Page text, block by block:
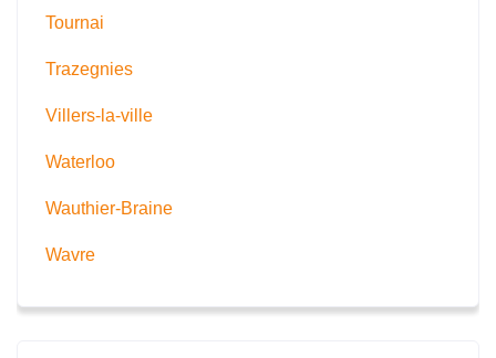
Tournai
Trazegnies
Villers-la-ville
Waterloo
Wauthier-Braine
Wavre